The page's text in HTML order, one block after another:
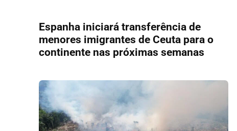
Espanha iniciará transferência de
menores imigrantes de Ceuta para o
continente nas próximas semanas